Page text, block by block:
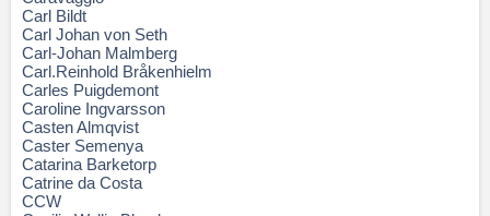
Carl Bildt
Carl Johan von Seth
Carl-Johan Malmberg
Carl.Reinhold Bråkenhielm
Carles Puigdemont
Caroline Ingvarsson
Casten Almqvist
Caster Semenya
Catarina Barketorp
Catrine da Costa
CCW